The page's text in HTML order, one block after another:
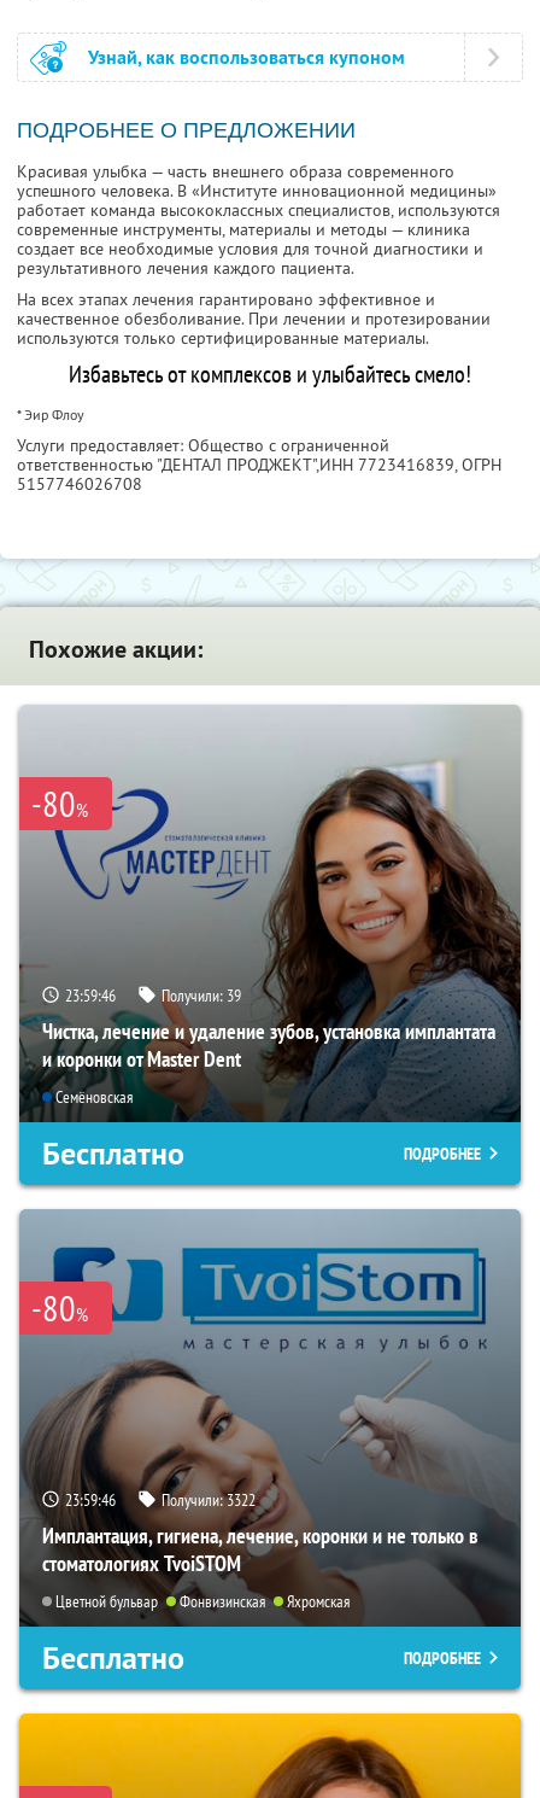
Узнай, как воспользоваться купоном
ПОДРОБНЕЕ О ПРЕДЛОЖЕНИИ
Красивая улыбка — часть внешнего образа современного
успешного человека. В «Институте инновационной медицины»
работает команда высококлассных специалистов, используются
современные инструменты, материалы и методы — клиника
создает все необходимые условия для точной диагностики и
результативного лечения каждого пациента.
На всех этапах лечения гарантировано эффективное и
качественное обезболивание. При лечении и протезировании
используются только сертифицированные материалы.
Избавьтесь от комплексов и улыбайтесь смело!
* Эир Флоу
Услуги предоставляет: Общество с ограниченной
ответственностью "ДЕНТАЛ ПРОДЖЕКТ",ИНН 7723416839, ОГРН
5157746026708
Похожие акции:
-80%
23:59:45 Получили: 39
Чистка, лечение и удаление зубов, установка имплантата
и коронки от Master Dent
Семёновская
Бесплатно ПОДРОБНЕЕ
-80%
23:59:45 Получили:3322
Имплантация, гигиена, лечение, коронки и не только в
стоматологиях TvoiSTOM
Цветной бульвар Фонвизинская Яхромская
Бесплатно ПОДРОБНЕЕ